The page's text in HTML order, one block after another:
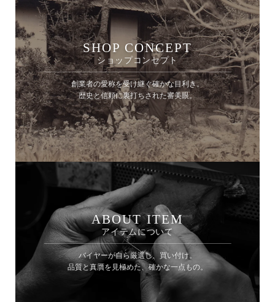
SHOP CONCEPT
ショップコンセプト
創業者の愛称を受け継ぐ確かな目利き。
歴史と信頼に裏打ちされた審美眼。
ABOUT ITEM
アイテムについて
バイヤーが自ら厳選し、買い付け。
品質と真贋を見極めた、確かな一点もの。